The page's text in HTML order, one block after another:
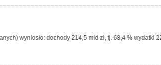
wyniosło: dochody 214,5 mld zł, tj. 68,4 % wydatki